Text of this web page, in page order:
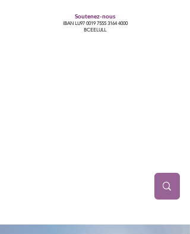
Soutenez-nous
IBAN LU97 0019 7555 3164 4000
BCEELULL